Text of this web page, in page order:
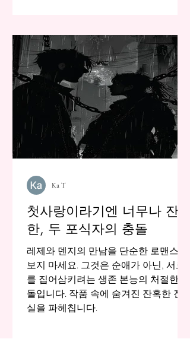
첫사랑이라기엔 너무나 잔급
한, 두 포식자의 충돌
레제와 덴지의 만남을 단순한 로맨스로
보지 마세요. 그것은 순애가 아닌, 서로
를 집어삼키려는 생존 본능의 처절한 충
돌입니다. 작품 속에 숨겨진 잔혹한 진
실을 파헤칩니다.
Ka T